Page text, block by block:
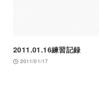
2011.01.16練習記録
2011/01/17